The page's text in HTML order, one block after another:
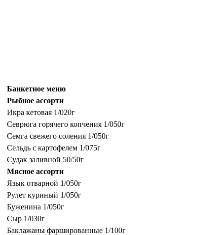
Банкетное меню
Рыбное ассорти
Икра кетовая 1/020г
Севрюга горячего копчения 1/050г
Семга свежего соления 1/050г
Сельдь с картофелем 1/075г
Судак заливной 50/50г
Мясное ассорти
Язык отварной 1/050г
Рулет куриный 1/050г
Буженина 1/050г
Сыр 1/030г
Баклажаны фаршированные 1/100г